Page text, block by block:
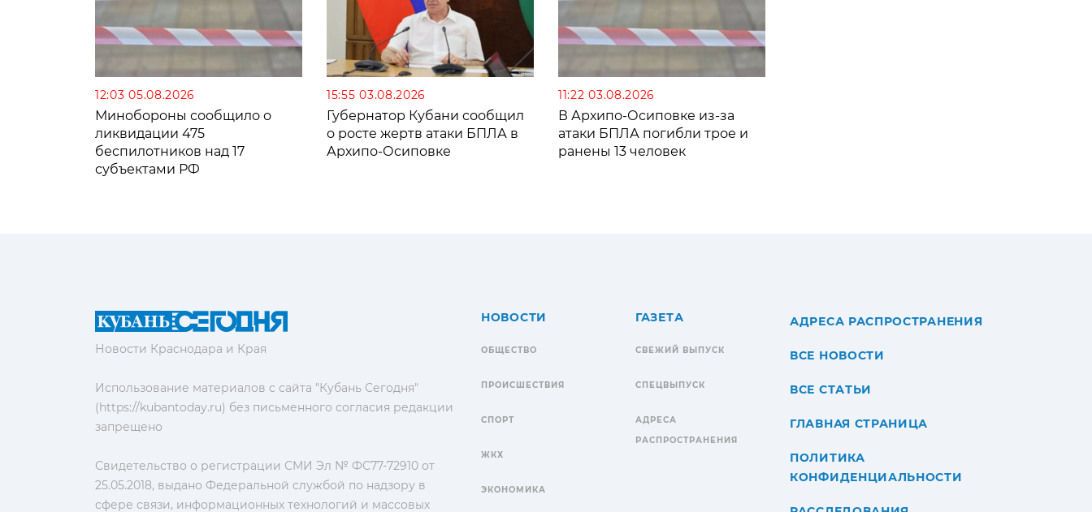
12:03 05.08.2026
Минобороны сообщило о
ликвидации 475
беспилотников над 17
субъектами РФ
15:55 03.08.2026
Губернатор Кубани сообщил
о росте жертв атаки БПЛА в
Архипо-Осиповке
11:22 03.08.2026
В Архипо-Осиповке из-за
атаки БПЛА погибли трое и
ранены 13 человек
Новости Краснодара и Края
Использование материалов с сайта "Кубань Сегодня"
(https://kubantoday.ru) без письменного согласия редакции
запрещено
Свидетельство о регистрации СМИ Эл № ФС77-72910 от
25.05.2018, выдано Федеральной службой по надзору в
сфере связи, информационных технологий и массовых
НОВОСТИ
ОБЩЕСТВО
ПРОИСШЕСТВИЯ
СПОРТ
ЖКХ
ЭКОНОМИКА
ГАЗЕТА
СВЕЖИЙ ВЫПУСК
СПЕЦВЫПУСК
АДРЕСА
РАСПРОСТРАНЕНИЯ
АДРЕСА РАСПРОСТРАНЕНИЯ
ВСЕ НОВОСТИ
ВСЕ СТАТЬИ
ГЛАВНАЯ СТРАНИЦА
ПОЛИТИКА
КОНФИДЕНЦИАЛЬНОСТИ